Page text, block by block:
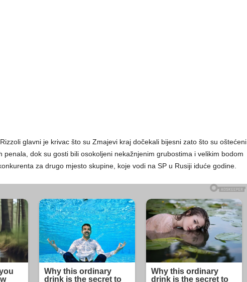
glavni je krivac što su Zmajevi kraj dočekali bijesni zato što su oštećeni
penala, dok su gosti bili osokoljeni nekažnjenim grubostima i velikim bodom
za drugo mjesto skupine, koje vodi na SP u Rusiji iduće godine.